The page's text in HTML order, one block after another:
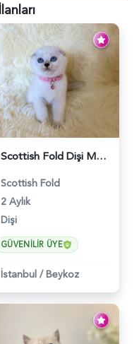
Scottish Fold Dişi Mükemmel Yavrumuz - 5909
Scottish Fold
2 Aylık
Dişi
GÜVENILIR ÜYE
İstanbul / Beykoz